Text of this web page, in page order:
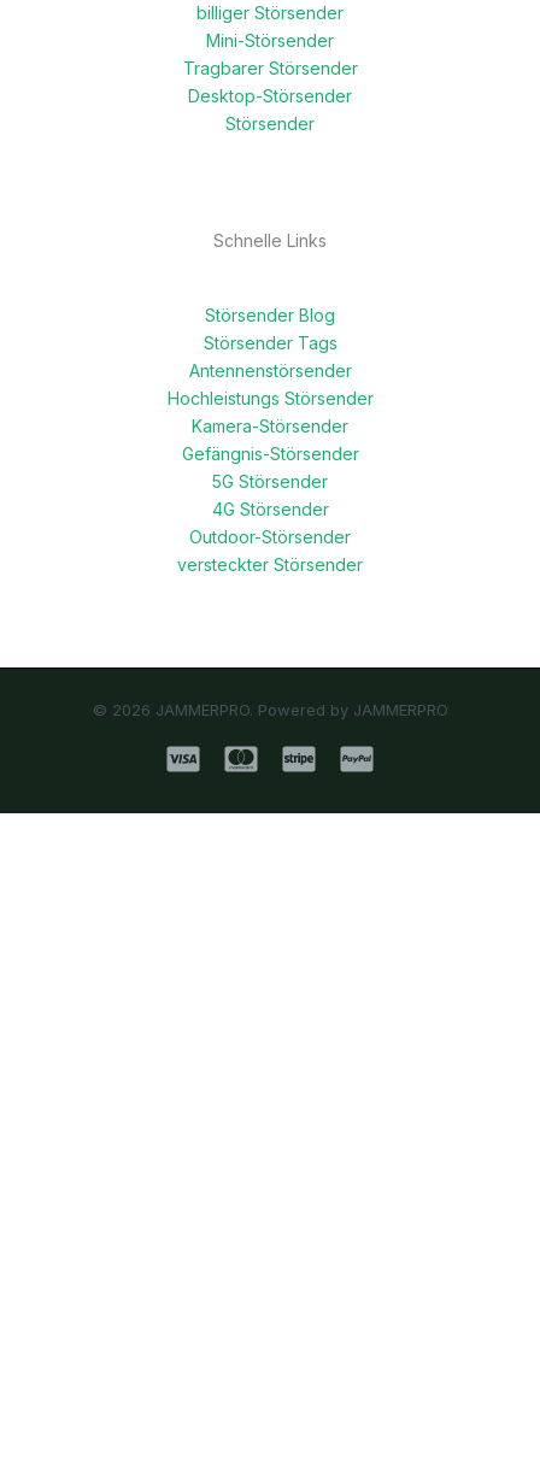
billiger Störsender
Mini-Störsender
Tragbarer Störsender
Desktop-Störsender
Störsender
Schnelle Links
Störsender Blog
Störsender Tags
Antennenstörsender
Hochleistungs Störsender
Kamera-Störsender
Gefängnis-Störsender
5G Störsender
4G Störsender
Outdoor-Störsender
versteckter Störsender
© 2026 JAMMERPRO. Powered by JAMMERPRO